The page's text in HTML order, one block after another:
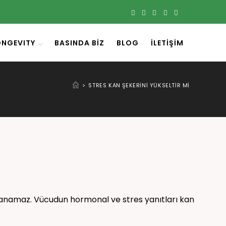
BASINDA BIZ BLOG İLETIŞIM
> STRES KAN ŞEKERINI YÜKSELTIR MI
Vücudun hormonal ve stres yanıtları kan